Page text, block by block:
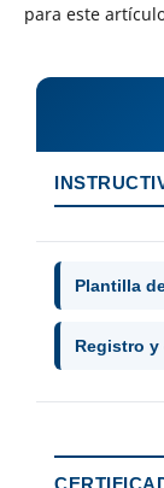
para este
Plantilla
Registro